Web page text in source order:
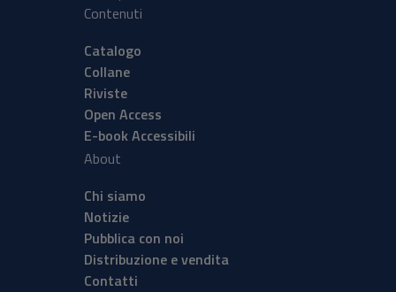
Contenuti
Catalogo
Collane
Riviste
Open Access
E-book Accessibili
About
Chi siamo
Notizie
Pubblica con noi
Distribuzione e vendita
Contatti